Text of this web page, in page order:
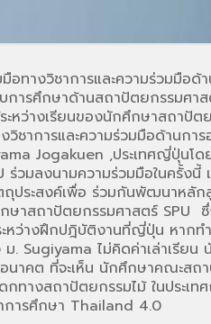
อทางวิชาการและความร่วม
ารศึกษาด้านสถาปัตยกรรมศา
ระหว่างเรียนของนักศึกษาสถ
วิชาการและความร่วมมือด้าน
Jogakuen ,ประเทศญี่ปุ่น
มลงนามความร่วมมือในครั้งนี้
ถุประสงค์เพื่อ ร่วมกันพัฒนาหลั
าสถาปัตยกรรมศาสตร์ SPU
ะหว่างฝึกปฎิบัติงานที่ญี่ปุ่น หา
Sugiyama ไม่คิดค่าเล่าเรียน
อนาคต ที่จะเห็น นักศึกษาคณะ
างสถาปัตยกรรมไม้ ในประเ
ารศึกษา Thailand 4.0